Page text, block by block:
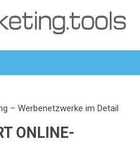
– Werbenetzwerke im Detail
ONLINE-